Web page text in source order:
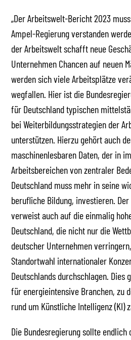
„Der Arbeitswelt-Bericht 2023
Ampel-Regierung verstanden
der Arbeitswelt schafft neue
Unternehmen Chancen auf neuen
werden sich viele Arbeitsplätze
wegfallen. Hier ist die
für Deutschland typischen
bei Weiterbildungsstrategien der
unterstützen. Hierzu gehört auch
maschinenlesbaren Daten, der in
Arbeitsbereichen von zentraler
Deutschland muss mehr in seine
berufliche Bildung, investieren.
verweist auch auf die einmalig
Deutschland, die nicht nur die
deutscher Unternehmen
Standortwahl internationaler
Deutschlands durchschlagen. Dies
für energieintensive Branchen, zu
rund um Künstliche Intelligenz (KI)
Die Bundesregierung sollte endlich